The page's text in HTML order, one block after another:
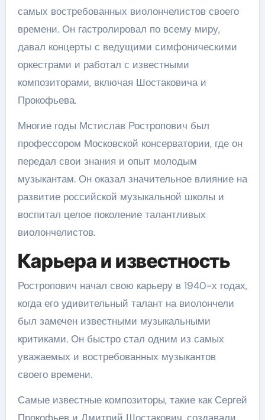
самых востребованных виолончелистов своего
времени. Он гастролировал по всему миру,
давал концерты с ведущими симфоническими
оркестрами и работал с известными
композиторами, включая Шостаковича и
Прокофьева.
Многие годы Мстислав Ростропович был
профессором Московской консерватории, где он
передал свои знания и опыт молодым
музыкантам. Он оказал значительное влияние на
развитие российской музыкальной школы и
воспитал целое поколение талантливых
виолончелистов.
Карьера и известность
Ростропович начал свою карьеру в 1940-х годах,
когда его удивительный талант на виолончели
был замечен известными музыкальными
критиками. Он быстро стал одним из самых
уважаемых и востребованных музыкантов
своего времени.
Самые известные композиторы, такие как Сергей